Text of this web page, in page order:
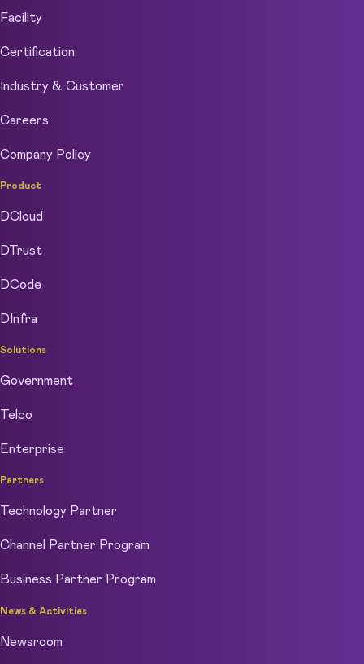
Facility
Certification
Industry & Customer
Careers
Company Policy
Product
DCloud
DTrust
DCode
DInfra
Solutions
Government
Telco
Enterprise
Partners
Technology Partner
Channel Partner Program
Business Partner Program
News & Activities
Newsroom